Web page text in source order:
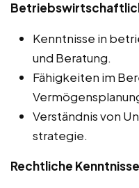
Kenntnisse in
und Beratung.
Fähigkeiten im
Verständnis von
strategie.
Rechtliche Kenntnisse